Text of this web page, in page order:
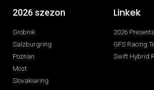
2026 szezon
Grobnik
Salzburgring
Poznan
Most
Slovakiaring
Linkek
2026
GFS Racing
Swift Hybrid